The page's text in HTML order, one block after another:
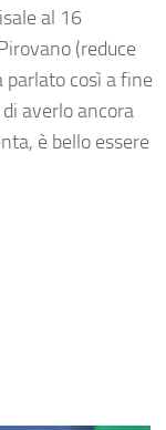
al 16
(reduce
parlato così a fine
averlo ancora
è bello essere